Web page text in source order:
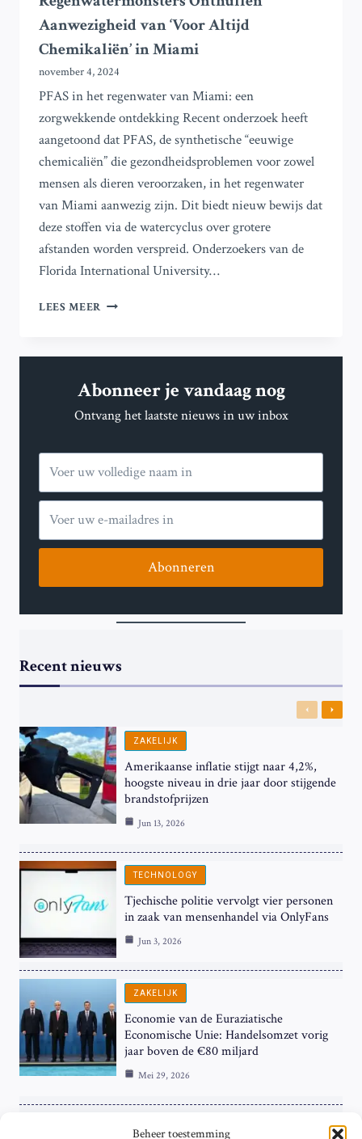
Beheer toestemming
Aanwezigheid van ‘Voor Altijd
Chemikaliën’ in Miami
november 4, 2024
PFAS in het regenwater van Miami: een
zorgwekkende ontdekking Recent onderzoek heeft
aangetoond dat PFAS, de synthetische “eeuwige
chemicaliën” die gezondheidsproblemen voor zowel
mensen als dieren veroorzaken, in het regenwater
van Miami aanwezig zijn. Dit biedt nieuw bewijs dat
deze stoffen via de watercyclus over grotere
afstanden worden verspreid. Onderzoekers van de
Florida International University…
LEES MEER REGENWATERMONSTERS
VAN
ALTIJD
IN
Abonneer je vandaag nog
Ontvang het laatste nieuws in uw inbox
Abonneren
Recent nieuws
Previous
Next
ZAKELIJK
Amerikaanse inflatie stijgt naar 4,2%,
hoogste niveau in drie jaar door stijgende
brandstofprijzen
Jun 13, 2026
TECHNOLOGY
Tjechische politie vervolgt vier personen
in zaak van mensenhandel via OnlyFans
Jun 3, 2026
ZAKELIJK
Economie van de Euraziatische
Economische Unie: Handelsomzet vorig
jaar boven de €80 miljard
Mei 29, 2026
ZAKELIJK